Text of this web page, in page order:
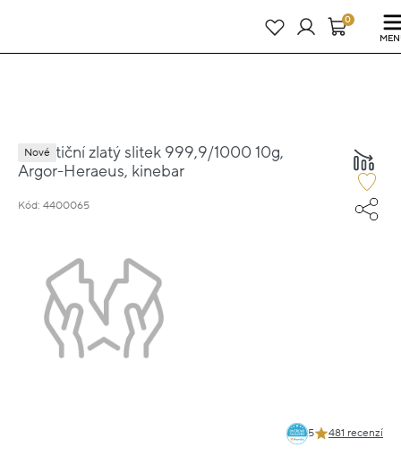
24 dní : 15h : 51m : 15s0
Investiční zlatý slitek 999,9/1000 10g,
Argor-Heraeus, kinebar
Kód: 4400065
Nové
5 481 recenzí